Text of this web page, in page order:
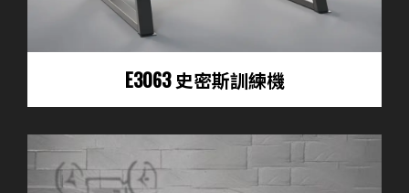
E3063 史密斯訓練機